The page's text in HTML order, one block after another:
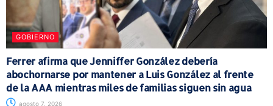
GOBIERNO
Ferrer afirma que Jenniffer González debería
abochornarse por mantener a Luis González al frente
de la AAA mientras miles de familias siguen sin agua
agosto 7, 2026